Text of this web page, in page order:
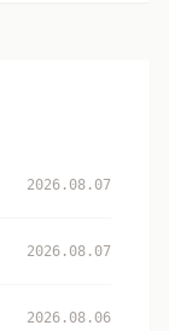
2026.08.07
2026.08.07
2026.08.06